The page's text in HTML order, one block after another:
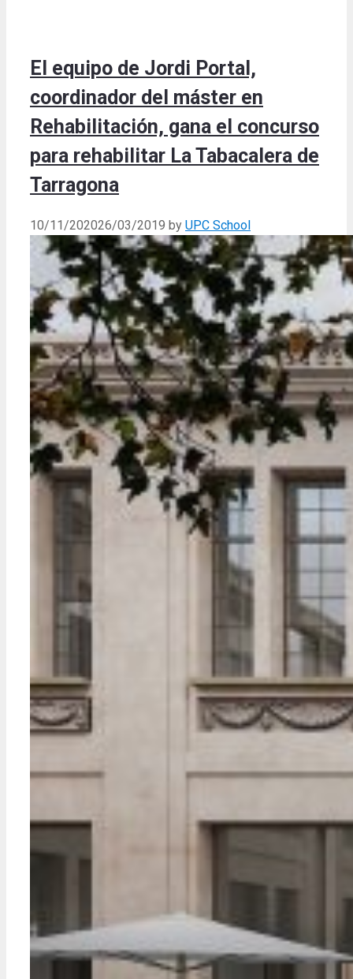
El equipo de Jordi Portal,
coordinador del máster en
Rehabilitación, gana el concurso
para rehabilitar La Tabacalera de
Tarragona
10/11/202026/03/2019 by UPC School